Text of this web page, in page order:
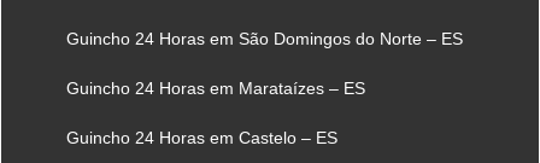
Guincho 24 Horas em São Domingos do Norte – ES
Guincho 24 Horas em Marataízes – ES
Guincho 24 Horas em Castelo – ES